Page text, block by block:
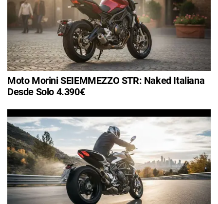
Moto Morini SEIEMMEZZO STR: Naked Italiana
Desde Solo 4.390€